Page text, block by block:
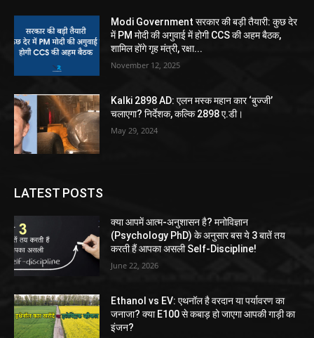
Modi Government सरकार की बड़ी तैयारी: कुछ देर
में PM मोदी की अगुवाई में होगी CCS की अहम बैठक,
शामिल होंगे गृह मंत्री, रक्षा...
November 12, 2025
Kalki 2898 AD: एलन मस्क महान कार ‘बुज्जी’
चलाएगा? निर्देशक, कल्कि 2898 ए.डी।
May 29, 2024
LATEST POSTS
क्या आपमें आत्म-अनुशासन है? मनोविज्ञान
(Psychology PhD) के अनुसार बस ये 3 बातें तय
करती हैं आपका असली Self-Discipline!
June 22, 2026
Ethanol vs EV: एथनॉल है वरदान या पर्यावरण का
जनाजा? क्या E100 से कबाड़ हो जाएगा आपकी गाड़ी का
इंजन?